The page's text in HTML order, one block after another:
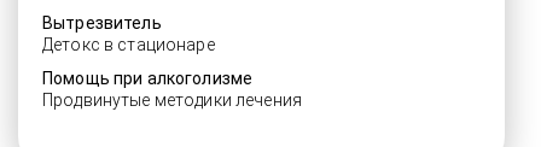
Вытрезвитель
Детокс в стационаре
Помощь при алкоголизме
Продвинутые методики лечения